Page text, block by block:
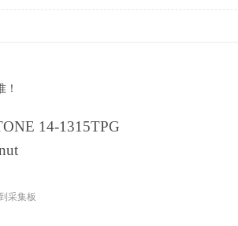
14-1315TPG
采集板